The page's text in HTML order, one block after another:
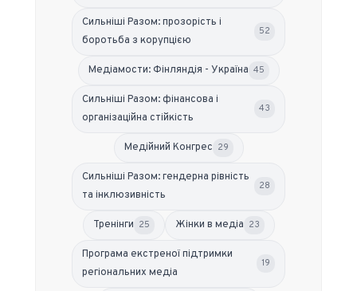
Сильніші Разом: прозорість і
боротьба з корупцією
52
Медіамости: Фінляндія - Україна 45
Сильніші Разом: фінансова і
організаційна стійкість
43
Медійний Конгрес 29
Сильніші Разом: гендерна рівність
та інклюзивність
28
Тренінги 25 Жінки в медіа 23
Програма екстреної підтримки
регіональних медіа
19